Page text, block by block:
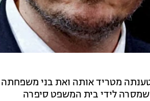
אייליש ביקשה מבית המשפט צו הרחקה מגבר בן 53 שלטענתה מטריד אותה ואת בני משפחתה
לידי בית המשפט סיפרה